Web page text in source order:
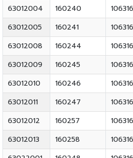
63012004
160240
63012005
160241
63012008
160244
63012009
160245
63012010
160246
63012011
160247
63012012
160257
63012013
160258